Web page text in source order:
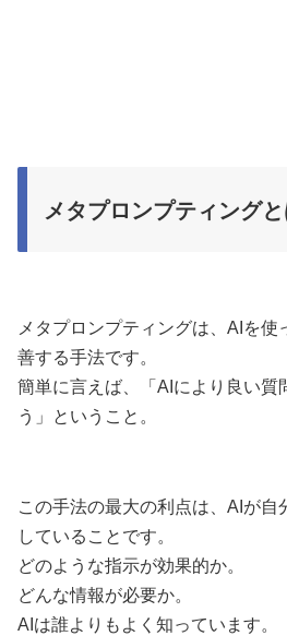
メタプロンプティング
メタプロンプティングは、AIを使
善する手法です。
簡単に言えば、「AIにより良い質
う」ということ。
この手法の最大の利点は、AIが自
していることです。
どのような指示が効果的か。
どんな情報が必要か。
AIは誰よりもよく知っています。